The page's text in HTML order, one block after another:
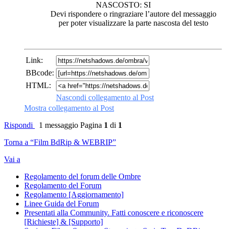
NASCOSTO: SI
Devi rispondere o ringraziare l’autore del messaggio
per poter visualizzare la parte nascosta del testo
Link:
BBcode:
HTML:
Nascondi collegamento al Post
Mostra collegamento al Post
Rispondi
1 messaggio Pagina 1 di 1
Torna a “Film BdRip & WEBRIP”
Vai a
Regolamento del forum delle Ombre
Regolamento del Forum
Regolamento [Aggiornamento]
Linee Guida del Forum
Presentati alla Community. Fatti conoscere e riconoscere
[Richieste] & [Supporto]